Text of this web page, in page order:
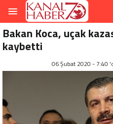
Bakan Koca, uçak
kaybetti
06 Şubat 2020 - 7:40